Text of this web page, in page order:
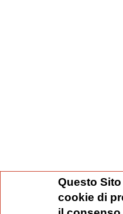
Questo
cookie di